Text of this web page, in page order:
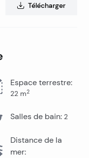
Télécharger
Espace terrestre:
22 m2
Salles de bain: 2
Distance de la
mer: